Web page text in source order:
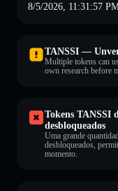
8/5/2026, 11:31:57
TANSSI —
Multiple tokens can
own research before
Tokens TANSSI
desbloqueados
Uma grande
desbloqueados,
momento.